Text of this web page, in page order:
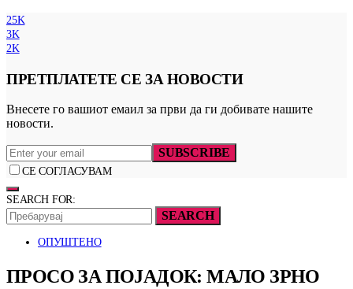
25K
3K
2K
ПРЕТПЛАТЕТЕ СЕ ЗА НОВОСТИ
Внесете го вашиот емаил за први да ги добивате нашите
новости.
SUBSCRIBE
СЕ СОГЛАСУВАМ
SEARCH FOR:
SEARCH
ОПУШТЕНО
ПРОСО ЗА ПОЈАДОК: МАЛО ЗРНО